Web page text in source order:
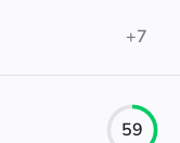
+7
59